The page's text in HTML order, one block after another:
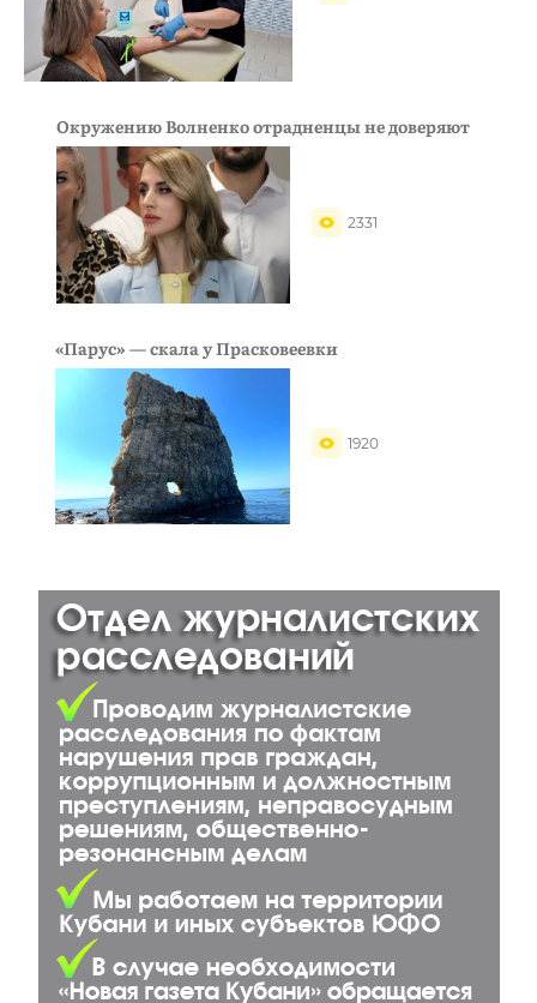
Окружению Волненко отрадненцы не доверяют
2331
«Парус» — скала у Прасковеевки
1920